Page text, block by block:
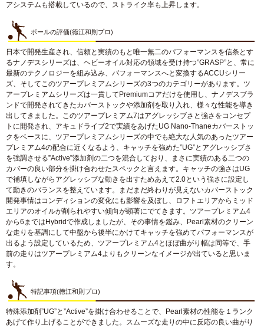
アシステムも搭載しているので、ストライク率も上昇します。
ボールの評価(徳江和則プロ)
日本で開発生産され、信頼と実績のもと唯一無二のパフォーマンスを信条とす
るナノデスシリーズは、ヘビーオイル対応の領域を受け持つ”GRASP”と、常に
最新のテクノロジーを組み込み、パフォーマンスへと変換するACCUシリー
ズ、そしてこのツアープレミアムシリーズの3つのカテゴリーがあります。ツ
アープレミアムシリーズは一貫してPremiumコアだけを使用し、ナノデスブラ
ンドで開発されてきたカバーストックや添加剤を取り入れ、様々な性能を導き
出してきました。このツアープレミアム7はアグレッシブさと強さをコンセプ
トに開発され、アキュドライブ2で実績をあげたUG Nano-Thaneカバーストッ
クをベースに、ツアープレミアムシリーズの中でも絶大な人気のあったツアー
プレミアム4の配合に近くなるよう、キャッチを強めた”UG”とアグレッシブさ
を強調させる”Active”添加剤の二つを混合しており、まさに実績のある二つの
カバーの良い部分を掛け合わせたスペックと言えます。キャッチの強さはUG
で補填しながらアグレッシブな動きを出すためあえて2.0という強さに設定し
て動きのバランスを整えています。まだまだ終わりが見えないカバーストック
開発事情はコンディションの変化にも影響を及ぼし、ロフトエリアからミッド
エリアのオイルが削られやすい傾向が顕著にでてきます。ツアープレミアム4
から6まではHybridで作成しましたが、その事情を鑑み、Pearl素材のクリーン
な走りを基調にして中盤から後半にかけてキャッチを強めてパフォーマンスが
出るよう設定しているため、ツアープレミアム4とほぼ曲がり幅は同等で、手
前の走りはツアープレミアム4よりもクリーンなイメージが出ていると思いま
す。
特記事項(徳江和則プロ)
特殊添加剤”UG”と”Active”を掛け合わせることで、Pearl素材の性能を１ランク
あげて作り上げることができました。スムーズな走りの中に反応の良い曲がり